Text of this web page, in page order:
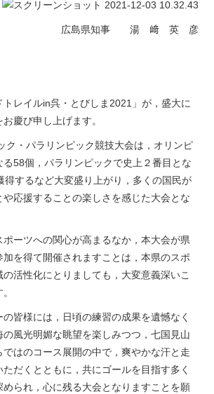
広島県知事 湯 﨑 英 彦
トレイルin呉・とびしま2021」が，盛大に
慶び申し上げます。
ク・パラリンピック競技大会は，オリンピ
る58個，パラリンピックで史上２番目とな
得するなど大変盛り上がり，多くの国民が
や応援することの楽しさを感じた大会とな
ポーツへの関心が高まるなか，本大会が県
加を得て開催されますことは，本県のスポ
活性化にとりましても，大変意義深いこ
皆様には，日頃の練習の成果を遺憾なく
風光明媚な眺望を楽しみつつ，七国見山
ではのコース展開の中で，爽やかな汗と走
だくとともに，共にゴールを目指す多く
られ，心に残る大会となりますことを願